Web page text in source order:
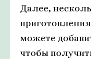
Далее,
можете
чтобы